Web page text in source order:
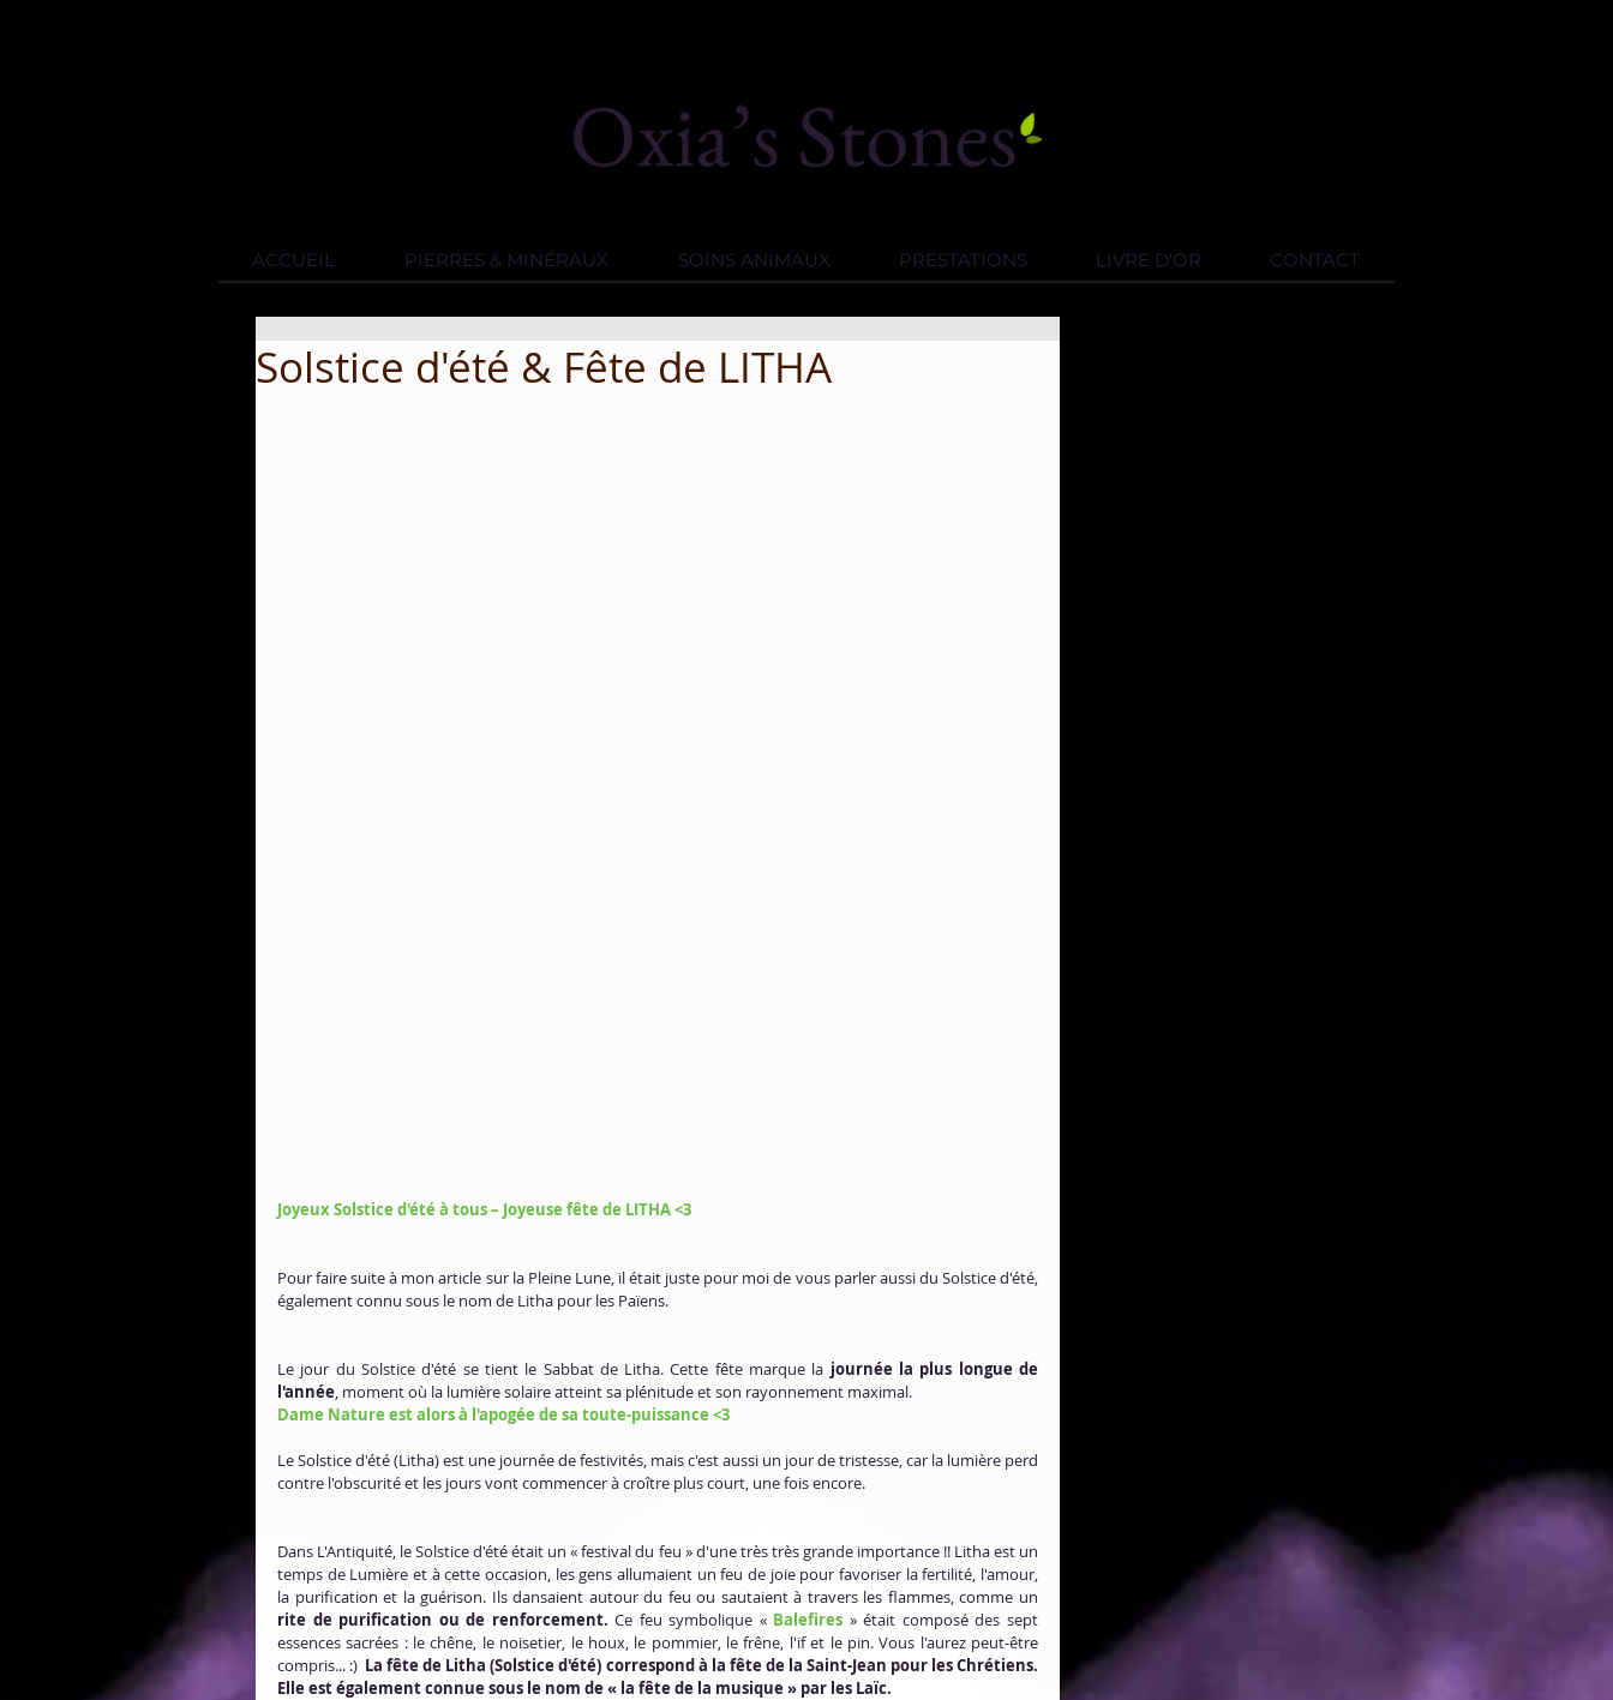
ACCUEIL PIERRES & MINÉRAUX SOINS ANIMAUX PRESTATIONS LIVRE D'OR CONTACT
Solstice d'été & Fête de LITHA
Joyeux Solstice d'été à tous – Joyeuse fête de LITHA <3
Pour faire suite à mon article sur la Pleine Lune, il était juste pour moi de vous parler aussi du Solstice d'été,
également connu sous le nom de Litha pour les Païens.
Le jour du Solstice d'été se tient le Sabbat de Litha. Cette fête marque la journée la plus longue de
l'année, moment où la lumière solaire atteint sa plénitude et son rayonnement maximal.
Dame Nature est alors à l'apogée de sa toute-puissance <3
Le Solstice d'été (Litha) est une journée de festivités, mais c'est aussi un jour de tristesse, car la lumière perd
contre l'obscurité et les jours vont commencer à croître plus court, une fois encore.
Dans L'Antiquité, le Solstice d'été était un « festival du feu » d'une très très grande importance !! Litha est un
temps de Lumière et à cette occasion, les gens allumaient un feu de joie pour favoriser la fertilité, l'amour,
rite de purification ou de renforcement. Ce feu symbolique « Balefires » était composé des sept
essences sacrées : le chêne, le noisetier, le houx, le pommier, le frêne, l'if et le pin. Vous l'aurez peut-être
compris... :) La fête de Litha (Solstice d'été) correspond à la fête de la Saint-Jean pour les Chrétiens.
Elle est également connue sous le nom de « la fête de la musique » par les Laïc.